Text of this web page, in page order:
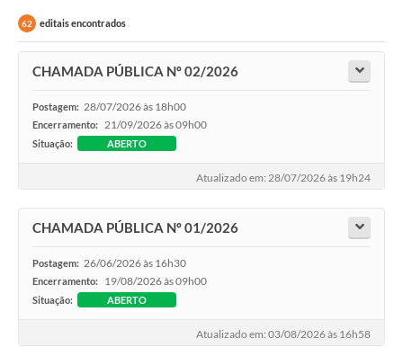
Ouvidoria
Galeria de Vídeos
Projetos
Links
Telefones Úteis
62 editais encontrados
CHAMADA PÚBLICA Nº 02/2026
Postagem: 28/07/2026 às 18h00
Encerramento: 21/09/2026 às 09h00
Situação: ABERTO
Atualizado em: 28/07/2026 às 19h24
CHAMADA PÚBLICA Nº 01/2026
Postagem: 26/06/2026 às 16h30
Encerramento: 19/08/2026 às 09h00
Situação: ABERTO
Atualizado em: 03/08/2026 às 16h58